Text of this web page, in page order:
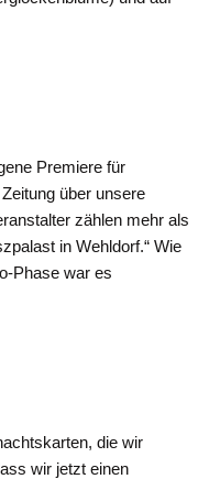
Premiere für
über unsere
zählen mehr als
in Wehldorf.“ Wie
Phase war es
die wir
wir jetzt einen